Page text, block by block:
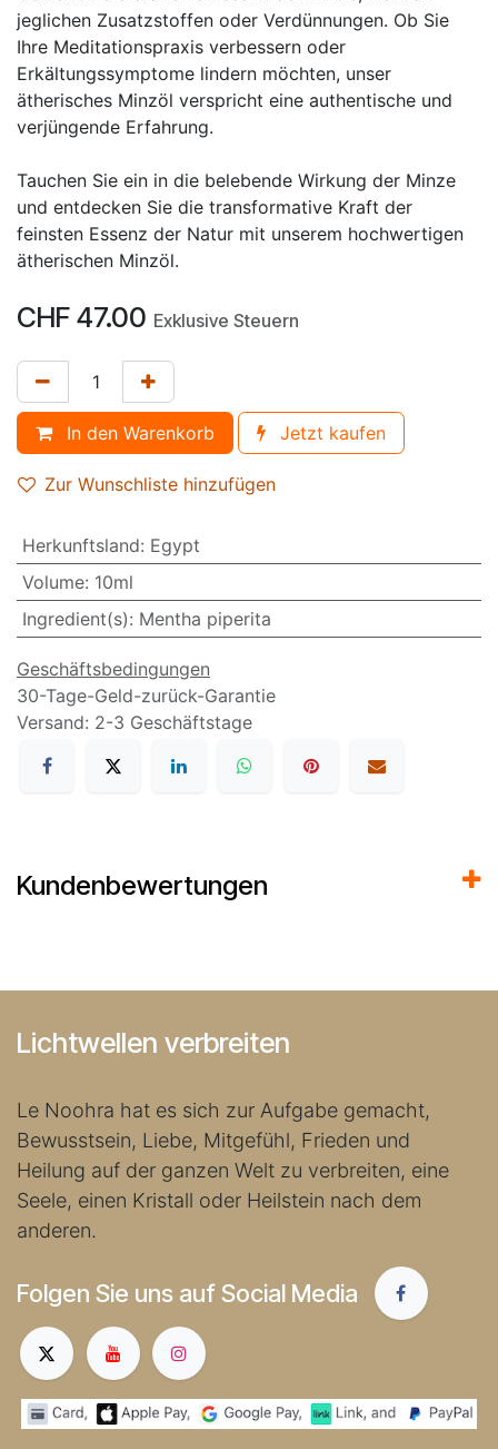
jeglichen Zusatzstoffen oder Verdünnungen. Ob Sie
Ihre Meditationspraxis verbessern oder
Erkältungssymptome lindern möchten, unser
ätherisches Minzöl verspricht eine authentische und
verjüngende Erfahrung.
Tauchen Sie ein in die belebende Wirkung der Minze
und entdecken Sie die transformative Kraft der
feinsten Essenz der Natur mit unserem hochwertigen
ätherischen Minzöl.
CHF 47.00 Exklusive Steuern
In den Warenkorb Jetzt kaufen
Zur Wunschliste hinzufügen
Herkunftsland: Egypt
Volume: 10ml
Ingredient(s): Mentha piperita
Geschäftsbedingungen
30-Tage-Geld-zurück-Garantie
Versand: 2-3 Geschäftstage
Kundenbewertungen
Lichtwellen verbreiten
Le Noohra hat es sich zur Aufgabe gemacht,
Bewusstsein, Liebe, Mitgefühl, Frieden und
Heilung auf der ganzen Welt zu verbreiten, eine
Seele, einen Kristall oder Heilstein nach dem
anderen.
Folgen Sie uns auf Social Media